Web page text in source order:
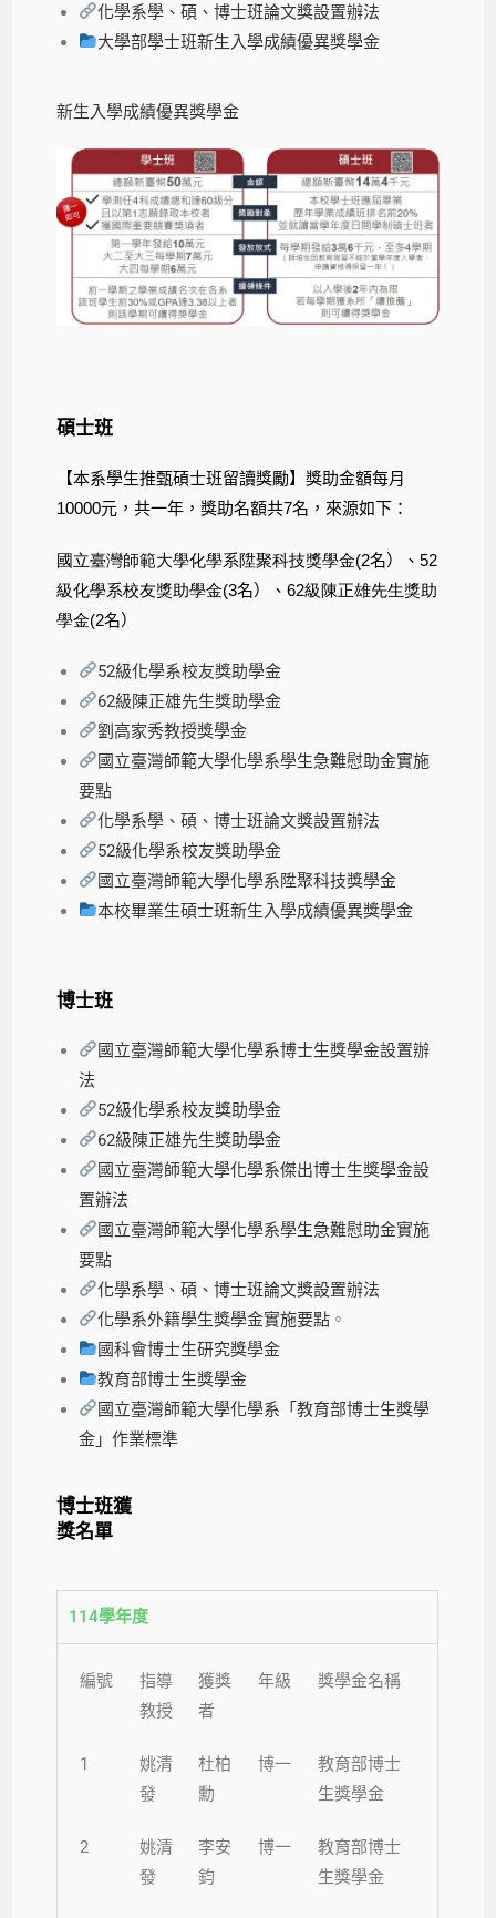
化學系學、碩、博士班論文獎設置辦法
大學部學士班新生入學成績優異獎學金
新生入學成績優異獎學金
碩士班
【本系學生推甄碩士班留讀獎勵】獎助金額每月
10000元，共一年，獎助名額共7名，來源如下：
國立臺灣師範大學化學系陞聚科技獎學金(2名）、52
級化學系校友獎助學金(3名）、62級陳正雄先生獎助
學金(2名）
52級化學系校友獎助學金
62級陳正雄先生獎助學金
劉高家秀教授獎學金
國立臺灣師範大學化學系學生急難慰助金實施
要點
化學系學、碩、博士班論文獎設置辦法
52級化學系校友獎助學金
國立臺灣師範大學化學系陞聚科技獎學金
本校畢業生碩士班新生入學成績優異獎學金
博士班
國立臺灣師範大學化學系博士生獎學金設置辦
法
52級化學系校友獎助學金
62級陳正雄先生獎助學金
國立臺灣師範大學化學系傑出博士生獎學金設
置辦法
國立臺灣師範大學化學系學生急難慰助金實施
要點
化學系學、碩、博士班論文獎設置辦法
化學系外籍學生獎學金實施要點 。
國科會博士生研究獎學金
教育部博士生獎學金
國立臺灣師範大學化學系「教育部博士生獎學
金」作業標準
博士班獲
獎名單
114學年度
編號
指導
教授
獲獎
者
年級 獎學金名稱
1
姚清
發
杜柏
勳
博一
教育部博士
生獎學金
2
姚清
發
李安
鈞
博一
教育部博士
生獎學金